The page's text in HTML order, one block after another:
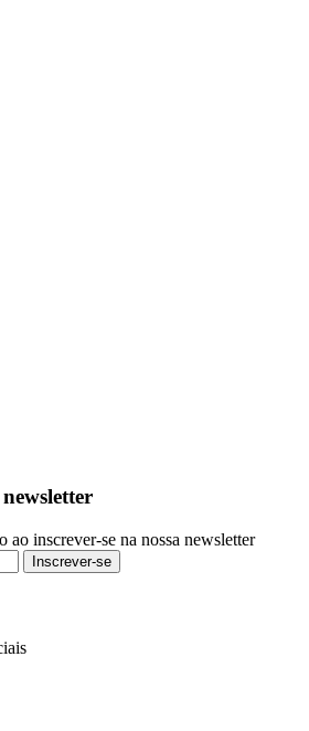
ao inscrever-se na nossa newsletter
Inscrever-se